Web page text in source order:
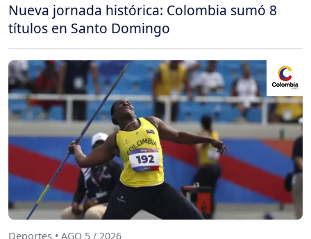
Nueva jornada histórica: Colombia sumó 8
títulos en Santo Domingo
Deportes • AGO 5 / 2026